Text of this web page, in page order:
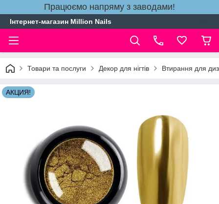
Працюємо напряму з заводами!
Інтернет-магазин Million Nails
Товари та послуги Декор для нігтів Втирання для
АКЦИЯ!